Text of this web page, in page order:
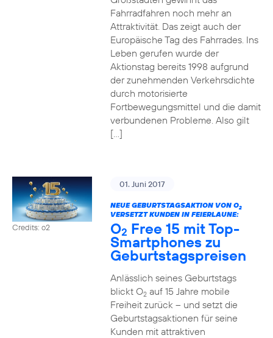
Fahrradfahren noch mehr an
Attraktivität. Das zeigt auch der
Europäische Tag des Fahrrades. Ins
Leben gerufen wurde der
Aktionstag bereits 1998 aufgrund
der zunehmenden Verkehrsdichte
durch motorisierte
Fortbewegungsmittel und die damit
verbundenen Probleme. Also gilt
[…]
Credits: o2
01. Juni 2017
NEUE GEBURTSTAGSAKTION VON O2
VERSETZT KUNDEN IN FEIERLAUNE:
O2 Free 15 mit Top-
Smartphones zu
Geburtstagspreisen
Anlässlich seines Geburtstags
blickt O2auf 15 Jahre mobile
Freiheit zurück – und setzt die
Geburtstagsaktionen für seine
Kunden mit attraktiven